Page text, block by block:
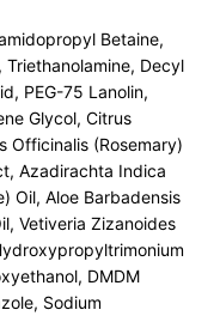
Betaine,
Triethanolamine, Decyl
PEG-75 Lanolin,
Glycol, Citrus
Officinalis (Rosemary)
Azadirachta Indica
Oil, Aloe Barbadensis
Vetiveria Zizanoides
DMDM
Sodium